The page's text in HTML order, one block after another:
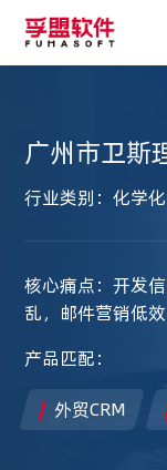
广州市卫斯
行业类别：化学
核心痛点：开发
乱，邮件营销低效
产品匹配：
外贸CRM